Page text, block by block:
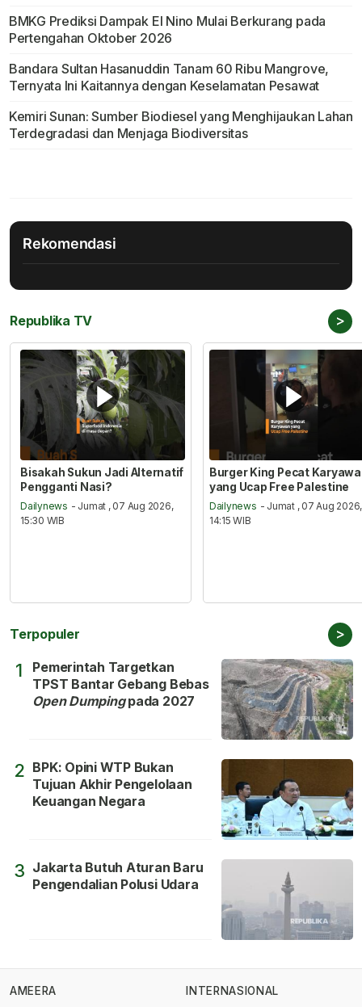
BMKG Prediksi Dampak El Nino Mulai Berkurang pada
Pertengahan Oktober 2026
Bandara Sultan Hasanuddin Tanam 60 Ribu Mangrove,
Ternyata Ini Kaitannya dengan Keselamatan Pesawat
Kemiri Sunan: Sumber Biodiesel yang Menghijaukan Lahan
Terdegradasi dan Menjaga Biodiversitas
Rekomendasi
Republika TV >
Bisakah Sukun Jadi Alternatif
Pengganti Nasi?
Dailynews - Jumat , 07 Aug 2026,
15:30 WIB
Burger King Pecat
yang Ucap Free Palestine
Dailynews - Jumat , 07 Aug 2026,
14:15 WIB
Terpopuler >
1
Pemerintah Targetkan
TPST Bantar Gebang Bebas
Open Dumpingpada 2027
2 BPK: Opini WTP Bukan
Tujuan Akhir Pengelolaan
Keuangan Negara
3 Jakarta Butuh Aturan Baru
Pengendalian Polusi Udara
AMEERA
INTERNASIONAL